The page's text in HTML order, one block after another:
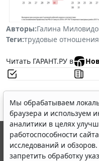
Авторы:Галина
Теги:трудовые отношения
Читать ГАРАНТ.РУ в
Мы обрабатываем
браузера и используем
аналитики в целях
работоспособности
исследований и
запретить обработку
© ООО "НПП "ГАРАНТ-
выпускается с 1990